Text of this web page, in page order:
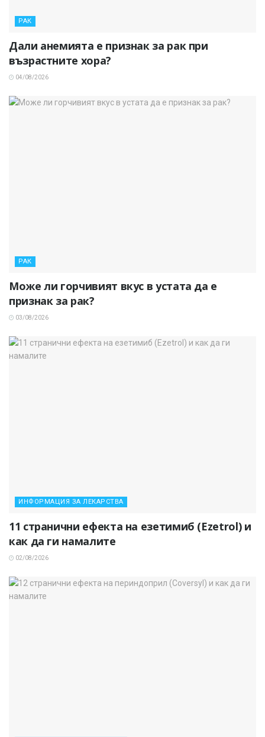
РАК
Дали анемията е признак за рак при
възрастните хора?
04/08/2026
РАК
Може ли горчивият вкус в устата да е
признак за рак?
03/08/2026
ИНФОРМАЦИЯ ЗА ЛЕКАРСТВА
11 странични ефекта на езетимиб (Ezetrol) и
как да ги намалите
02/08/2026